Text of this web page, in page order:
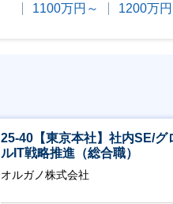
1100万円～
1200万円
25-40【東京本社】社内SE/グ
ルIT戦略推進（総合職）
オルガノ株式会社